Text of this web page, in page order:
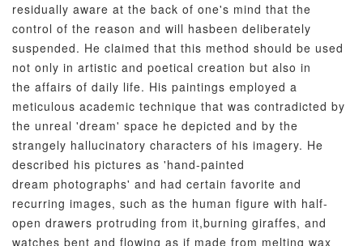
residually aware at the back of one's mind that the
control of the reason and will hasbeen deliberately
suspended. He claimed that this method should be used
not only in artistic and poetical creation but also in
the affairs of daily life. His paintings employed a
meticulous academic technique that was contradicted by
the unreal 'dream' space he depicted and by the
strangely hallucinatory characters of his imagery. He
described his pictures as 'hand-painted
dream photographs' and had certain favorite and
recurring images, such as the human figure with half-
open drawers protruding from it,burning giraffes, and
watches bent and flowing as if made from melting wax